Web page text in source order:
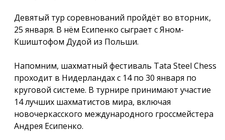
Девятый тур соревнований пройдёт во вторник,
25 января. В нём Есипенко сыграет с Яном-
Кшиштофом Дудой из Польши.
Напомним, шахматный фестиваль Tata Steel Chess
проходит в Нидерландах с 14 по 30 января по
круговой системе. В турнире принимают участие
14 лучших шахматистов мира, включая
новочеркасского международного гроссмейстера
Андрея Есипенко.